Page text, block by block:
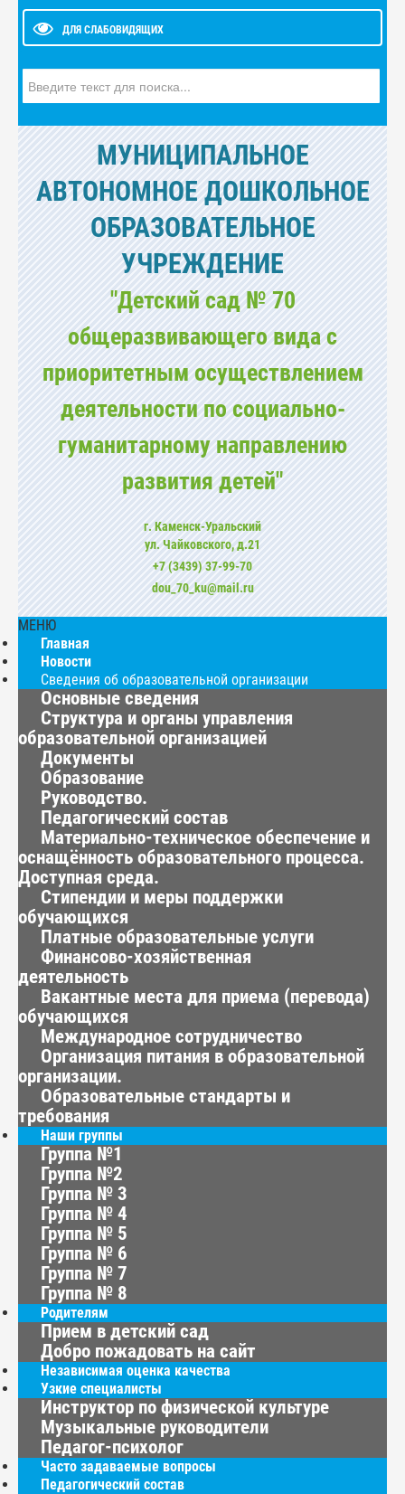
ДЛЯ СЛАБОВИДЯЩИХ
МУНИЦИПАЛЬНОЕ
АВТОНОМНОЕ ДОШКОЛЬНОЕ
ОБРАЗОВАТЕЛЬНОЕ
УЧРЕЖДЕНИЕ
"Детский сад № 70
общеразвивающего вида с
приоритетным осуществлением
деятельности по социально-
гуманитарному направлению
развития детей"
г. Каменск-Уральский
ул. Чайковского, д.21
+7 (3439) 37-99-70
dou_70_ku@mail.ru
МЕНЮ
Главная
Новости
Сведения об образовательной организации
Основные сведения
Структура и органы управления
образовательной организацией
Документы
Образование
Руководство.
Педагогический состав
Материально-техническое обеспечение и
оснащённость образовательного процесса.
Доступная среда.
Стипендии и меры поддержки
обучающихся
Платные образовательные услуги
Финансово-хозяйственная
деятельность
Вакантные места для приема (перевода)
обучающихся
Международное сотрудничество
Организация питания в образовательной
организации.
Образовательные стандарты и
требования
Наши группы
Группа №1
Группа №2
Группа № 3
Группа № 4
Группа № 5
Группа № 6
Группа № 7
Группа № 8
Родителям
Прием в детский сад
Добро пожадовать на сайт
Независимая оценка качества
Узкие специалисты
Инструктор по физической культуре
Музыкальные руководители
Педагог-психолог
Часто задаваемые вопросы
Педагогический состав